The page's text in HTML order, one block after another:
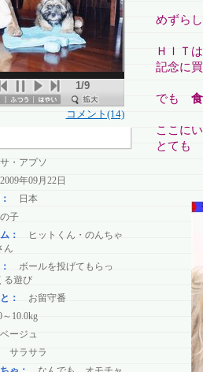
1/9
コメント(14)
・アプソ
2009年09月22日
：
日本
子
ム：
ヒットくん・のんちゃ
ん
： ボールを投げてもらっ
遊び
と：
お留守番
～10.0kg
ベージュ
サラサラ
めずら
ＨＩＴ
記念に
でも
ここに
とても